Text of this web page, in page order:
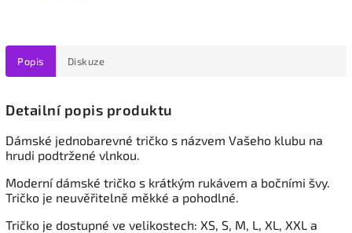
Popis Diskuze
Detailní popis produktu
Dámské jednobarevné tričko s názvem Vašeho klubu na
hrudi podtržené vlnkou.
Moderní dámské tričko s krátkým rukávem a bočními švy.
Tričko je neuvěřitelně měkké a pohodlné.
Tričko je dostupné ve velikostech: XS, S, M, L, XL, XXL a